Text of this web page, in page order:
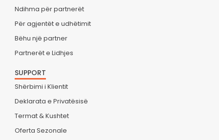
Ndihma për partnerët
Për agjentët e udhëtimit
Bëhu një partner
Partnerët e Lidhjes
SUPPORT
Shërbimi i Klientit
Deklarata e Privatësisë
Termat & Kushtet
Oferta Sezonale